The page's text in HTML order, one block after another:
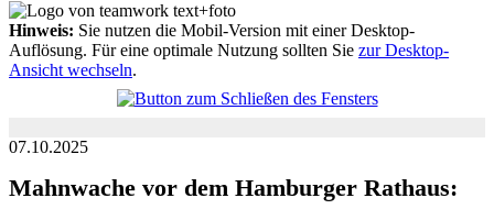
Hinweis: Sie nutzen die Mobil-Version mit einer Desktop-
Auflösung. Für eine optimale Nutzung sollten Sie zur Desktop-
Ansicht wechseln.
07.10.2025
Mahnwache vor dem Hamburger Rathaus: